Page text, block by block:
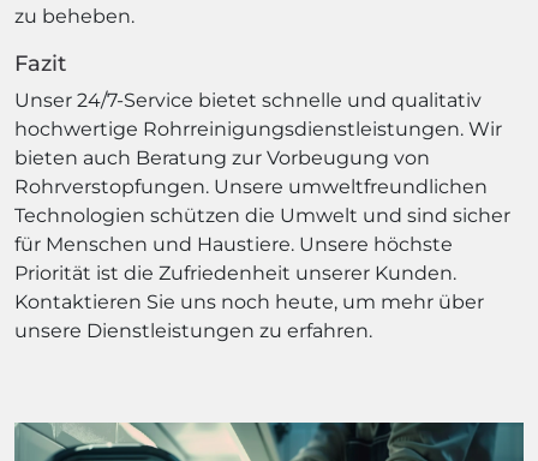
zu beheben.
Fazit
Unser 24/7-Service bietet schnelle und qualitativ
hochwertige Rohrreinigungsdienstleistungen. Wir
bieten auch Beratung zur Vorbeugung von
Rohrverstopfungen. Unsere umweltfreundlichen
Technologien schützen die Umwelt und sind sicher
für Menschen und Haustiere. Unsere höchste
Priorität ist die Zufriedenheit unserer Kunden.
Kontaktieren Sie uns noch heute, um mehr über
unsere Dienstleistungen zu erfahren.